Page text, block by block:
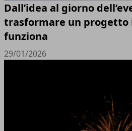
Dall’idea al giorno
trasformare un progetto
funziona
29/01/2026